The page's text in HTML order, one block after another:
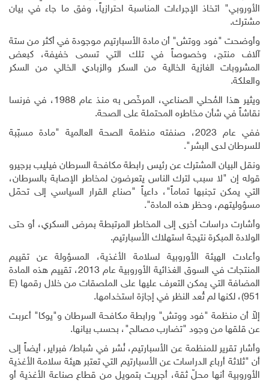
الأوروبي" اتخاذ الإجراءات المناسبة احترازياً، وفق ما جاء في بيان
مشترك.
وأوضحت "فود ووتش" أن مادة الأسبارتيم موجودة في أكثر من ستة
آلاف منتج، وخصوصاً في تلك التي تسمى خفيفة، كبعض
المشروبات الغازية الخالية من السكر والزبادي الخالي من السكر
والعلكة.
ويثير هذا المُحلي الصناعي، المرخّص به منذ عام 1988، في فرنسا
نقاشاً في شأن مخاطره المحتملة على الصحة.
ففي عام 2023، صنفته منظمة الصحة العالمية "مادة مسبّبة
للسرطان لدى البشر".
ونقل البيان المشترك عن رئيس رابطة مكافحة السرطان فيليب برجيرو
قوله إن "لا سبب لترك الناس يتعرضون لمخاطر الإصابة بالسرطان،
التي يمكن تجنبها تماماً"، داعياً "صناع القرار السياسي إلى تحمّل
مسؤوليتهم، وحظر هذه المادة".
وأشارت دراسات أخرى إلى المخاطر المرتبطة بمرض السكري، أو حتى
الولادة المبكرة نتيجة استهلاك الأسبارتيم.
وأعادت الهيئة الأوروبية لسلامة الأغذية، المسؤولة عن تقييم
المنتجات في السوق الغذائية الأوروبية عام 2013، تقييم هذه المادة
المضافة التي يمكن التعرف عليها على الملصقات من خلال رقمها (E
951)، لكنها لم تُعد النظر في إجازة استخدامها.
إلاّ أن منظمة "فود ووتش" ورابطة مكافحة السرطان و"يوكا" أعربت
عن قلقها من وجود "تضارب مصالح"، بحسب بيانها.
وأشار تقرير للمنظمة عن الأسبارتيم، نُشر في شباط/ فبراير، أيضاً إلى
أن "ثلاثة أرباع الدراسات عن الأسبارتيم التي تعتبر هيئة سلامة الأغذية
الأوروبية أنها محلّ ثقة، أجريت بتمويل من قطاع صناعة الأغذية أو